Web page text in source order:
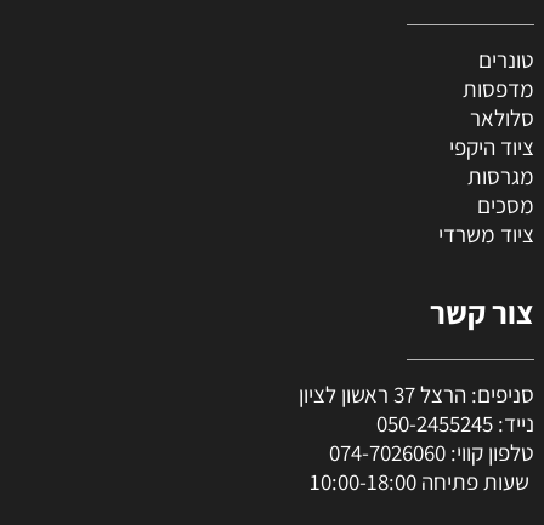
טונרים
מדפסות
סלולאר
ציוד היקפי
מגרסות
מסכים
ציוד משרדי
צור קשר
סניפים: הרצל 37 ראשון לציון
נייד: 050-2455245
טלפון קווי: 074-7026060
שעות פתיחה 10:00-18:00